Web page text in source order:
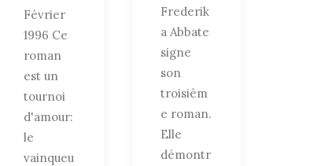
Février
1996 Ce
roman
est un
tournoi
d'amour:
le
vainqueu
Frederik
a Abbate
signe
son
troisièm
e roman.
Elle
démontr